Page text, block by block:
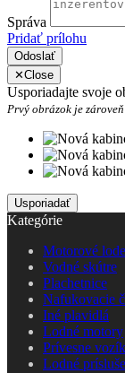
Správa
Pridať prílohu
Odoslať
✕Close
Usporiadajte svoje
Prvý obrázok je
Kategórie
Motorové lode
Vodné skútre
Plachetnice
Nafukovacie
Iné plavidlá
Lodné motory
Prívesne
Lodné